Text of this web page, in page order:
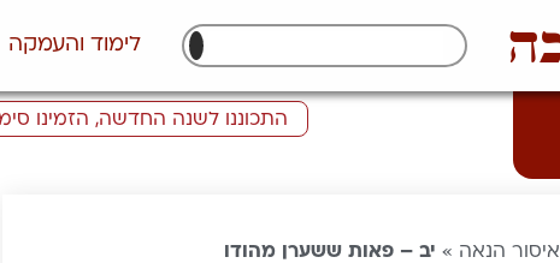
לימוד והעמקה
התכוננו לשנה החדשה, הזמינו
הנאה » יב – פאות ששערן מהודו